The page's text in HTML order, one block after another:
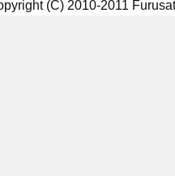
(C) 2010-2011